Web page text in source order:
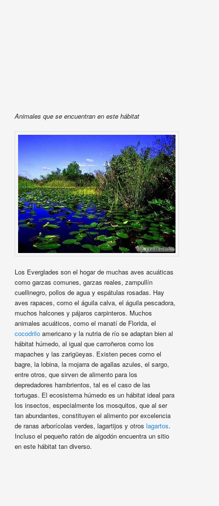
Animales que se encuentran en este hábitat
Los Everglades son el hogar de muchas aves acuáticas
como garzas comunes, garzas reales, zampullín
cuellinegro, pollos de agua y espátulas rosadas. Hay
aves rapaces, como el águila calva, el águila pescadora,
muchos halcones y pájaros carpinteros. Muchos
animales acuáticos, como el manatí de Florida, el
cocodrilo americano y la nutria de río se adaptan bien al
hábitat húmedo, al igual que carroñeros como los
mapaches y las zarigüeyas. Existen peces como el
bagre, la lobina, la mojarra de agallas azules, el sargo,
entre otros, que sirven de alimento para los
depredadores hambrientos, tal es el caso de las
tortugas. El ecosistema húmedo es un hábitat ideal para
los insectos, especialmente los mosquitos, que al ser
tan abundantes, constituyen el alimento por excelencia
de ranas arborícolas verdes, lagartijos y otros lagartos.
Incluso el pequeño ratón de algodón encuentra un sitio
en este hábitat tan diverso.